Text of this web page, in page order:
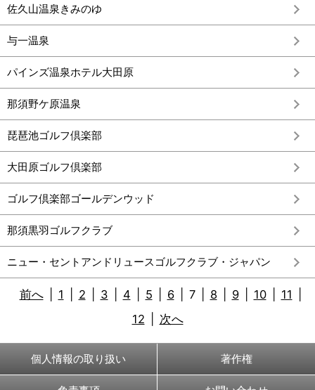
佐久山温泉きみのゆ
与一温泉
パインズ温泉ホテル大田原
那須野ケ原温泉
琵琶池ゴルフ倶楽部
大田原ゴルフ倶楽部
ゴルフ倶楽部ゴールデンウッド
那須黒羽ゴルフクラブ
ニュー・セントアンドリュースゴルフクラブ・ジャパン
前へ 1 2 3 4 5 6 7 8 9 10 11
12
次へ
個人情報の取り扱い 著作権